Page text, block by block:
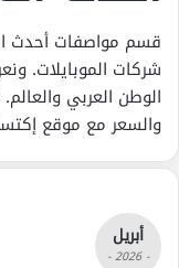
قسم مواصفات أحدث
شركات الموبايلات.
الوطن العربي
والسعر مع موقع
أبريل
- 2026 -